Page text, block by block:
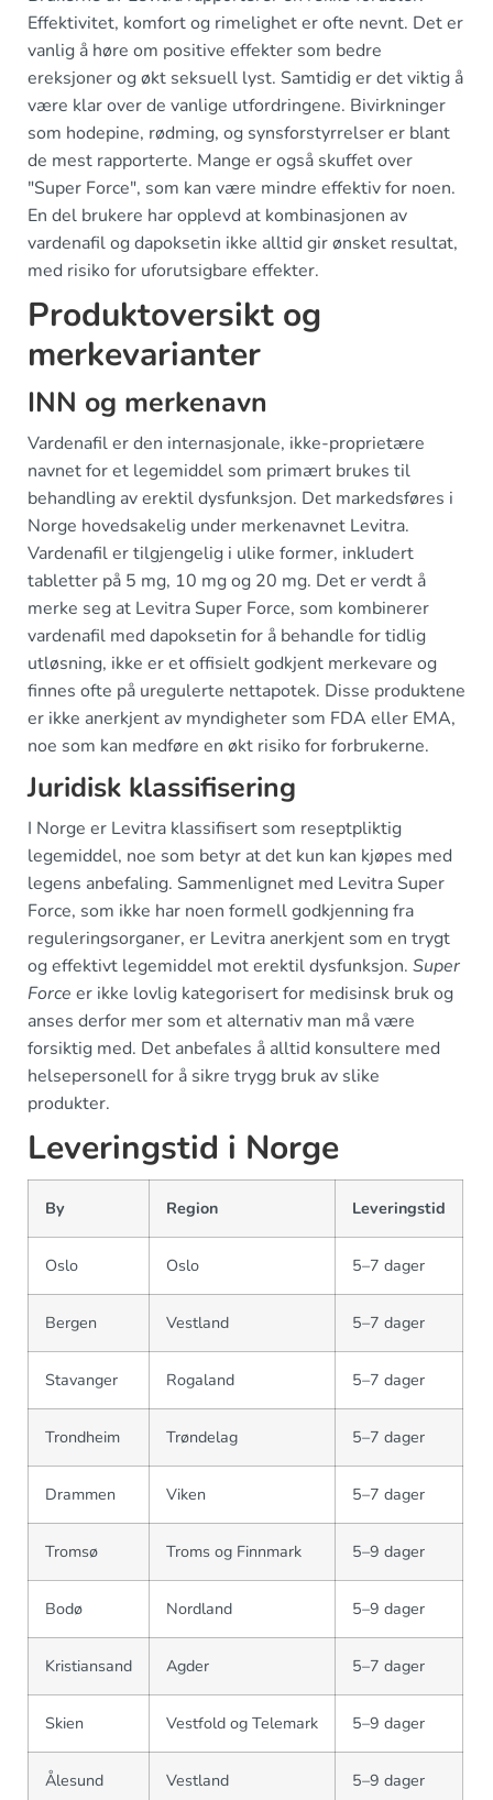
Effektivitet, komfort og rimelighet er ofte nevnt. Det er
vanlig å høre om positive effekter som bedre
ereksjoner og økt seksuell lyst. Samtidig er det viktig å
være klar over de vanlige utfordringene. Bivirkninger
som hodepine, rødming, og synsforstyrrelser er blant
de mest rapporterte. Mange er også skuffet over
"Super Force", som kan være mindre effektiv for noen.
En del brukere har opplevd at kombinasjonen av
vardenafil og dapoksetin ikke alltid gir ønsket resultat,
med risiko for uforutsigbare effekter.
Produktoversikt og
merkevarianter
INN og merkenavn
Vardenafil er den internasjonale, ikke-proprietære
navnet for et legemiddel som primært brukes til
behandling av erektil dysfunksjon. Det markedsføres i
Norge hovedsakelig under merkenavnet Levitra.
Vardenafil er tilgjengelig i ulike former, inkludert
tabletter på 5 mg, 10 mg og 20 mg. Det er verdt å
merke seg at Levitra Super Force, som kombinerer
vardenafil med dapoksetin for å behandle for tidlig
utløsning, ikke er et offisielt godkjent merkevare og
finnes ofte på uregulerte nettapotek. Disse produktene
er ikke anerkjent av myndigheter som FDA eller EMA,
noe som kan medføre en økt risiko for forbrukerne.
Juridisk klassifisering
I Norge er Levitra klassifisert som reseptpliktig
legemiddel, noe som betyr at det kun kan kjøpes med
legens anbefaling. Sammenlignet med Levitra Super
Force, som ikke har noen formell godkjenning fra
reguleringsorganer, er Levitra anerkjent som en trygt
og effektivt legemiddel mot erektil dysfunksjon. Super
Force er ikke lovlig kategorisert for medisinsk bruk og
anses derfor mer som et alternativ man må være
forsiktig med. Det anbefales å alltid konsultere med
helsepersonell for å sikre trygg bruk av slike
produkter.
Leveringstid i Norge
By Region Leveringstid
Oslo Oslo 5–7 dager
Bergen Vestland 5–7 dager
Stavanger Rogaland 5–7 dager
Trondheim Trøndelag 5–7 dager
Drammen Viken 5–7 dager
Tromsø Troms og Finnmark 5–9 dager
Bodø Nordland 5–9 dager
Kristiansand Agder 5–7 dager
Skien Vestfold og Telemark 5–9 dager
Ålesund Vestland 5–9 dager